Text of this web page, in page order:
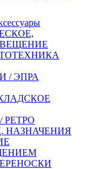
/ ЭПРА
НАЗНАЧЕНИЯ